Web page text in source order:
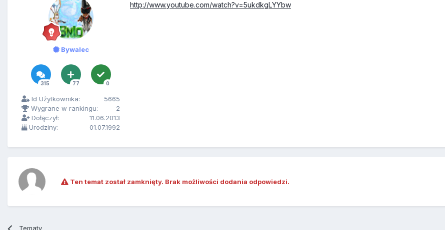
Bywalec
315 77 0
Id Użytkownika:
5665
Wygrane w rankingu:
2
Dołączył:
11.06.2013
Urodziny:
01.07.1992
http://www.youtube.com/watch?v=5ukdkgLYYbw
Ten temat został zamknięty. Brak możliwości dodania odpowiedzi.
Tematy